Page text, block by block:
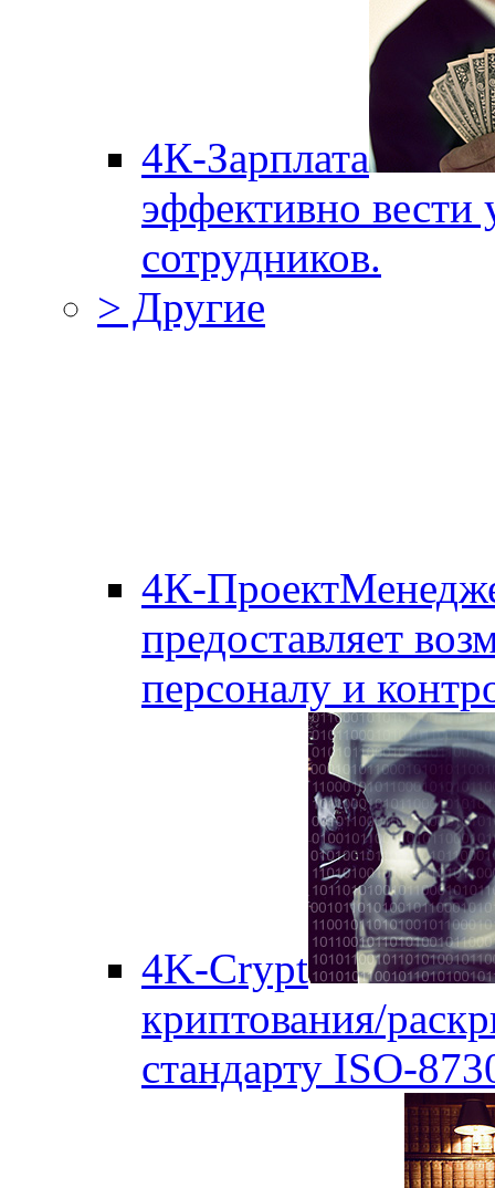
4К-Зарплата
эффективно вести
сотрудников.
> Другие
4К-
предоставляет
персоналу и
4K-Crypt
криптования/
стандарту ISO-